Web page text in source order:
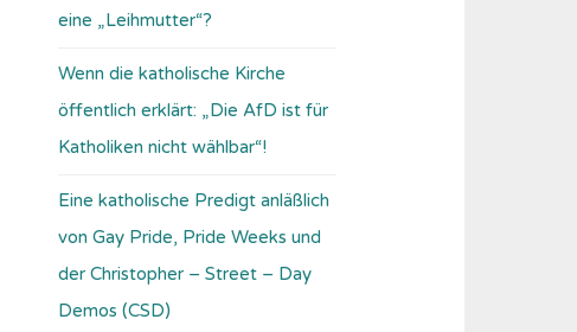
eine „Leihmutter“?
Wenn die katholische Kirche
öffentlich erklärt: „Die AfD ist für
Katholiken nicht wählbar“!
Eine katholische Predigt anläßlich
von Gay Pride, Pride Weeks und
der Christopher – Street – Day
Demos (CSD)